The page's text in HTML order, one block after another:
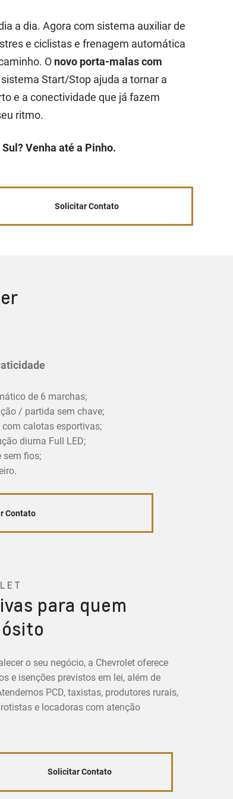
a dia. Agora com sistema auxiliar de
e ciclistas e frenagem automática
O novo porta-malas com
Start/Stop ajuda a tornar a
e a conectividade que já fazem
ritmo.
Venha até a Pinho.
Solicitar Contato
de 6 marchas;
/ partida sem chave;
com calotas esportivas;
diurna Full LED;
sem fios;
Contato
para quem
o seu negócio, a Chevrolet oferece
e isenções previstos em lei, além de
PCD, taxistas, produtores rurais,
e locadoras com atenção
Solicitar Contato